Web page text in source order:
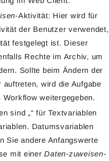
-Aktivität: Hier wird für
der Benutzer verwendet,
festgelegt ist. Dieser
Rechte im Archiv, um
Sollte beim Ändern der
auftreten, wird die Aufgabe
weitergegeben.
sind „“ für Textvariablen
Datumsvariablen
Sie andere Anfangswerte
mit einerDaten-zuweisen-